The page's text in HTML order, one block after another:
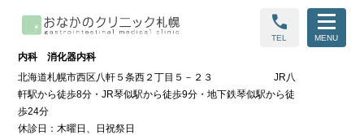
内科 消化器内科
call
TEL MENU
北海道札幌市西区八軒５条西２丁目５－２３ JR八
軒駅から徒歩8分・JR琴似駅から徒歩9分・地下鉄琴似駅から徒
歩24分
休診日：木曜日、日祝祭日